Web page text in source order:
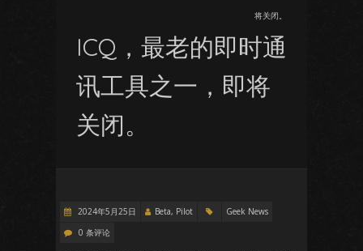
将关闭。
ICQ，最老的即时通
讯工具之一，即将
关闭。
2024年5月25日 Beta, Pilot
Geek News
0 条评论